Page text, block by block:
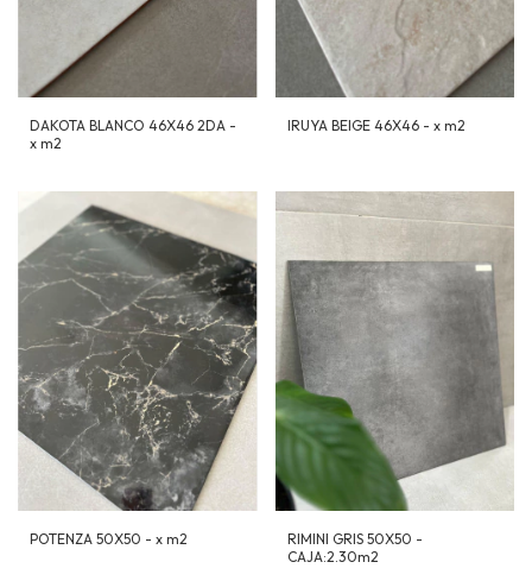
DAKOTA BLANCO 46X46 2DA -
x m2
IRUYA BEIGE 46X46 - x m2
POTENZA 50X50 - x m2
RIMINI GRIS 50X50 -
CAJA:2.30m2